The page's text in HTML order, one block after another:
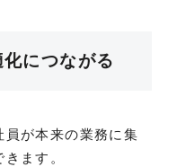
につながる
が本来の業務に集
ます。